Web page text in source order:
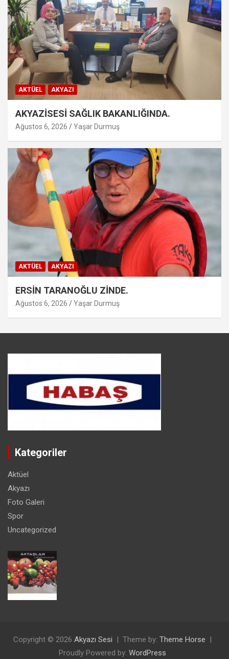
AKTÜEL AKYAZI
AKYAZİSESİ SAĞLIK BAKANLIĞINDA.
Ağustos 6, 2026 Yaşar Durmuş
AKTÜEL AKYAZI
ERSİN TARANOĞLU ZİNDE.
Ağustos 6, 2026 Yaşar Durmuş
Kategoriler
Aktüel
Akyazı
Foto Galeri
Spor
Uncategorized
Copyright © 2026 Akyazı Sesi Theme by: Theme Horse
Proudly Powered by: WordPress